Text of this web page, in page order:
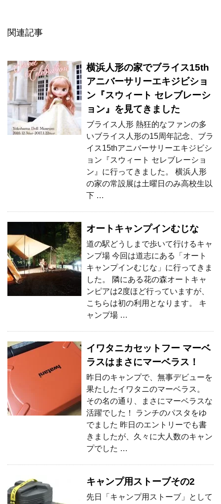
関連記事
横浜人形の家でブライス15th
アニバーサリーエキジビショ
ン『スウィート セレブレーシ
ョン』を見てきました
ブライス人形 熱狂的なファンの多
いブライス人形の15周年記念、ブラ
イス15thアニバーサリーエキジビシ
ョン『スウィート セレブレーショ
ン』に行ってきました。 横浜人形
の家の常設展は土曜日のみ高校生以
下 …
オートキャンプインむじな
道の駅どうしまで歩いて行けるキャ
ンプ場 今回は道志にある「オート
キャンプインむじな」に行ってきま
した。 隣にある花の森オートキャ
ンピアは2度ほど行っていますが、
こちらは初の利用となります。 キ
ャンプ場 …
イワタニカセットフー マーベ
ラスはまさにマーベラス！
昨日のキャンプで、無事デビューを
果たしたイワタニのマーベラス。
その名の通り、まさにマーベラスな
活躍でした！ ランチのパスタをゆ
でました 昨日のエントリーでも書
きましたが、久々に大人数のキャン
プでした …
キャンプ用ストーブその2
先日「キャンプ用ストーブ」として